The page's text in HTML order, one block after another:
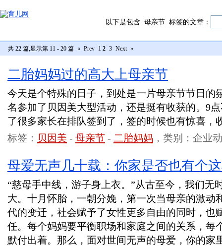
以下是包含 母亲节 标签的文章：
共 22 篇,显示第 11 - 20 篇 « Prev 1 2 3 Next »
二胎妈妈过的高大上母亲节
今天是个特殊的日子，到处是一片母亲节节日的
名参加了贝因美大型活动，还是挺有收获的。9
了很多家长在排队签到了，签的时候也有惊喜，
标签： 贝因美 - 母亲节 - 二胎妈妈 ，类别：企业
母爱无声几十载：你家是否也有个
“慈母手中线，游子身上衣。”从古至今，我们无
大。十月怀胎，一朝分娩，第一次当母亲的激动
代的变迁，社会赋予了女性更多自由的同时，也
任。每个妈妈要平衡职场和家庭之间的关系，每
默付出着。那么，面对世间无声的母爱，你的家